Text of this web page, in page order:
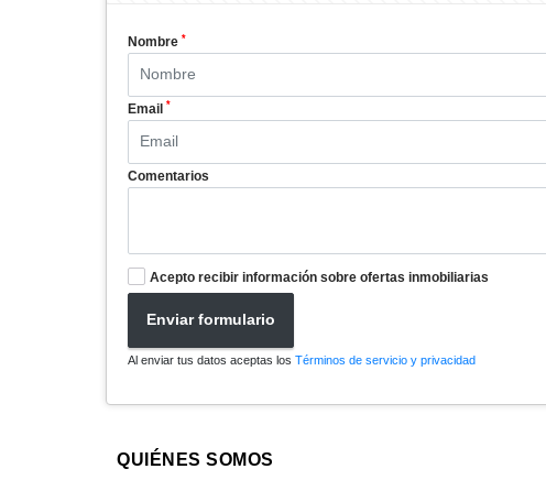
Nombre *
Email *
Comentarios
Acepto recibir información sobre ofertas inmobiliarias
Enviar formulario
Al enviar tus datos aceptas los Términos de servicio y privacidad
QUIÉNES SOMOS